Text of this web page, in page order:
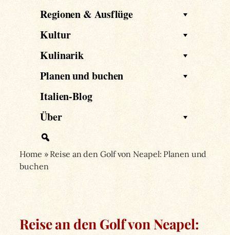
Regionen & Ausflüge
Kultur
Kulinarik
Planen und buchen
Italien-Blog
Über
Home » Reise an den Golf von Neapel: Planen und
buchen
Reise an den Golf von Neapel: